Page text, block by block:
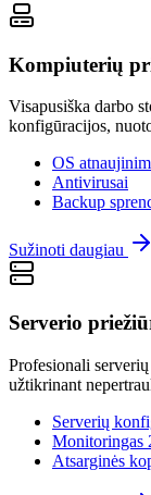
Kompiuterių
Visapusiška darbo
konfigūracijos,
OS
Antivirusai
Backup
Sužinoti daugiau
Serverio
Profesionali
užtikrinant
Serverių
Monitoringas
Atsarginės